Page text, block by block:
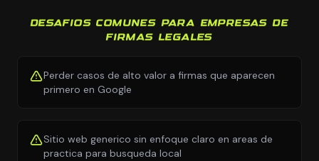
DESAFIOS COMUNES PARA EMPRESAS DE
FIRMAS LEGALES
Perder casos de alto valor a firmas que aparecen
primero en Google
Sitio web generico sin enfoque claro en areas de
practica para busqueda local